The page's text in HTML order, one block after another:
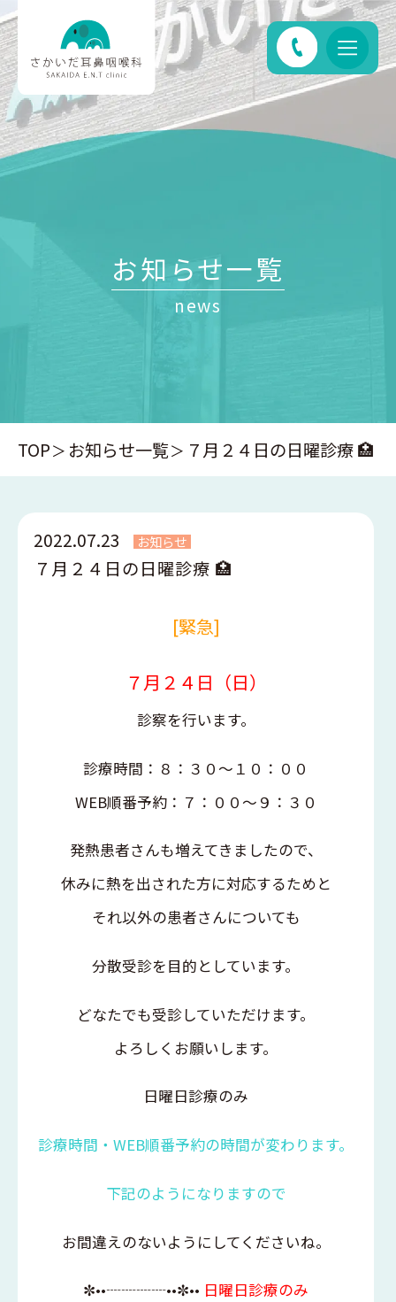
お知らせ一覧
news
TOP お知らせ一覧 ７月２４日の日曜診療 🏥
2022.07.23 お知らせ
７月２４日の日曜診療 🏥
[緊急]
７月２４日（日）
診察を行います。
診療時間：８：３０～１０：００
WEB順番予約：７：００～９：３０
発熱患者さんも増えてきましたので、
休みに熱を出された方に対応するためと
それ以外の患者さんについても
分散受診を目的としています。
どなたでも受診していただけます。
よろしくお願いします。
日曜日診療のみ
診療時間・WEB順番予約の時間が変わります。
下記のようになりますので
お間違えのないようにしてくださいね。
✼••┈┈┈┈••✼•• 日曜日診療のみ